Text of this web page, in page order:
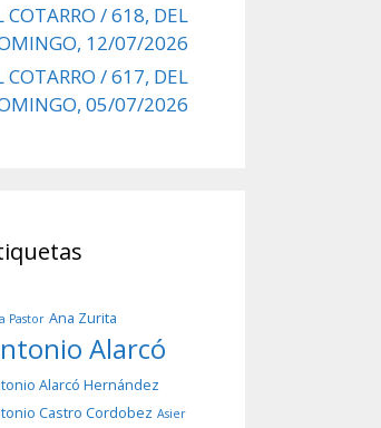
COTARRO / 618, DEL
12/07/2026
COTARRO / 617, DEL
05/07/2026
Pastor Ana Zurita
Alarcó
Alarcó Hernández
Castro Cordobez Asier